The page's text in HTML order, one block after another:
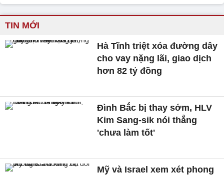
TIN MỚI
Hà Tĩnh triệt xóa đường dây
cho vay nặng lãi, giao dịch
hơn 82 tỷ đồng
Đình Bắc bị thay sớm, HLV
Kim Sang-sik nói thẳng
'chưa làm tốt'
Mỹ và Israel xem xét phong